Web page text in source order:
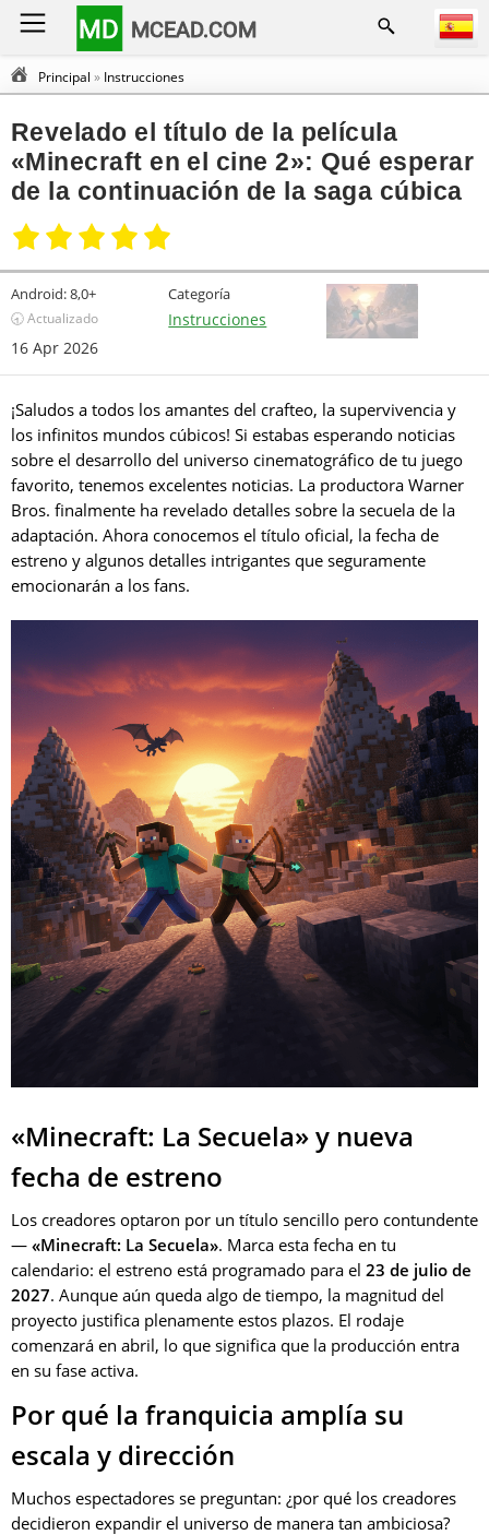
MD MCEAD.COM
Principal » Instrucciones
Revelado el título de la película
«Minecraft en el cine 2»: Qué esperar
de la continuación de la saga cúbica
Android:8,0+
🕣 Actualizado
16 Apr 2026
Categoría
Instrucciones
¡Saludos a todos los amantes del crafteo, la supervivencia y
los infinitos mundos cúbicos! Si estabas esperando noticias
sobre el desarrollo del universo cinematográfico de tu juego
favorito, tenemos excelentes noticias. La productora Warner
Bros. finalmente ha revelado detalles sobre la secuela de la
adaptación. Ahora conocemos el título oficial, la fecha de
estreno y algunos detalles intrigantes que seguramente
emocionarán a los fans.
«Minecraft: La Secuela» y nueva
fecha de estreno
Los creadores optaron por un título sencillo pero contundente
— «Minecraft: La Secuela». Marca esta fecha en tu
calendario: el estreno está programado para el 23 de julio de
2027. Aunque aún queda algo de tiempo, la magnitud del
proyecto justifica plenamente estos plazos. El rodaje
comenzará en abril, lo que significa que la producción entra
en su fase activa.
Por qué la franquicia amplía su
escala y dirección
Muchos espectadores se preguntan: ¿por qué los creadores
decidieron expandir el universo de manera tan ambiciosa?